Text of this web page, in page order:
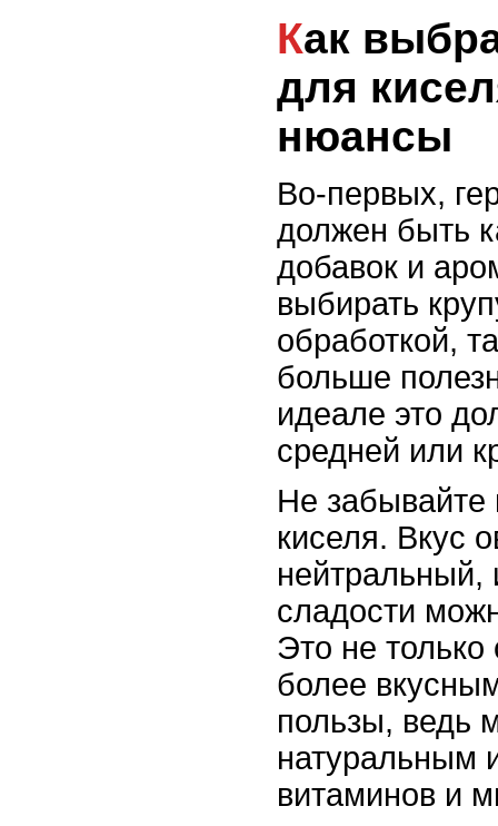
Как выбрать геркулес
для
нюансы
Во-первых,
должен быть
добавок и
выбирать
обработкой,
больше
идеале это
средней или
Не забывайте
киселя. Вкус
нейтральный,
сладости
Это не только
более
пользы, ведь
натуральным
витаминов и